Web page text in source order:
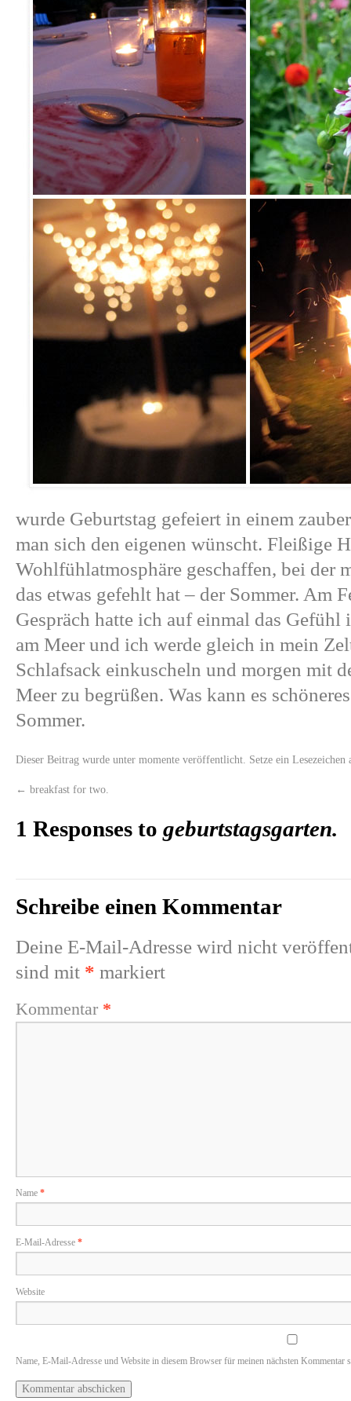
wurde Geburtstag gefeiert in einem
man sich den eigenen wünscht. Fleißige
Wohlfühlatmosphäre geschaffen, bei der
das etwas gefehlt hat – der Sommer. Am
Gespräch hatte ich auf einmal das
am Meer und ich werde gleich in mein
Schlafsack einkuscheln und morgen mit
Meer zu begrüßen. Was kann es
Sommer.
Dieser Beitrag wurde unter momente veröffentlicht. Setze ein Lesezeichen
← breakfast for two.
1 Responses to geburtstagsgarten.
Schreibe einen Kommentar
Deine E-Mail-Adresse wird nicht
sind mit * markiert
Kommentar *
Name *
E-Mail-Adresse *
Website
Name, E-Mail-Adresse und Website in diesem Browser für meinen nächsten Kommentar